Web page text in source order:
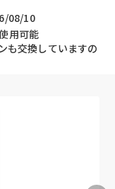
08/10
用可能
も交換していますの